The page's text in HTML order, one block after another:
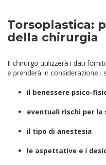
Torsoplastica:
della chirurgia
Il chirurgo utilizzerà i dati
e prenderà in considerazione i
il benessere psico-
eventuali rischi per la
il tipo di anestesia
le aspettative e i